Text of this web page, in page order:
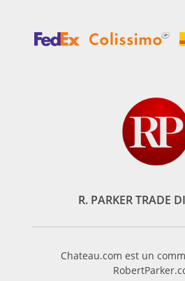
R. PARKER TRADE
Chateau.com est un